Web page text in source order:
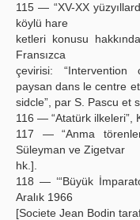
115 — “XV-XX
köylü hare
ketleri konusu
Fransızca
çevirisi:
paysan dans le centre
sidcle”, par S. Pascu et
116 — “Atatürk ilkeleri”,
117 — “Anma
Süleyman ve Zigetvar
hk.].
118 — ‘“Büyük
Aralık 1966
[Societe Jean Bodin